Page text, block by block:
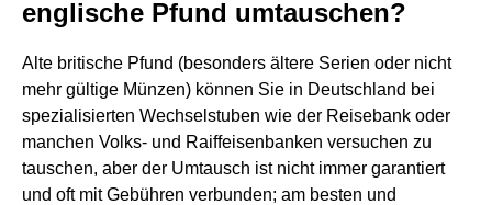
englische Pfund umtauschen?
Alte britische Pfund (besonders ältere Serien oder nicht
mehr gültige Münzen) können Sie in Deutschland bei
spezialisierten Wechselstuben wie der Reisebank oder
manchen Volks- und Raiffeisenbanken versuchen zu
tauschen, aber der Umtausch ist nicht immer garantiert
und oft mit Gebühren verbunden; am besten und